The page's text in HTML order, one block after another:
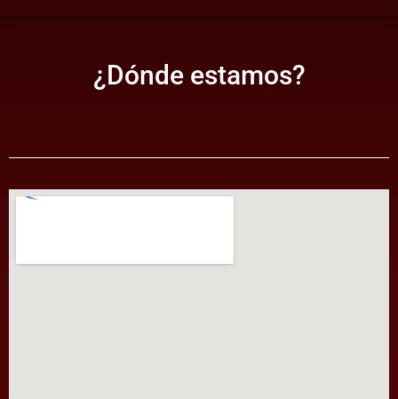
¿Dónde estamos?